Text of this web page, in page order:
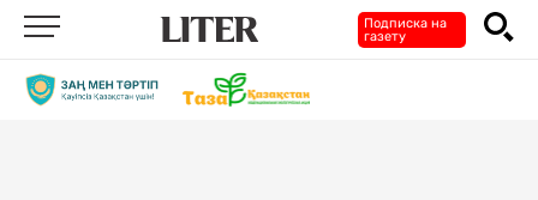
Подписка на
газету